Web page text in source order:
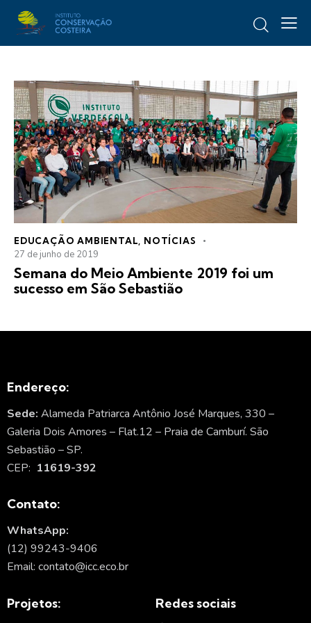
EDUCAÇÃO AMBIENTAL, NOTÍCIAS
27 de junho de 2019
Semana do Meio Ambiente 2019 foi um
sucesso em São Sebastião
Endereço:
Sede: Alameda Patriarca Antônio José Marques, 330 –
Galeria Dois Amores – Flat.12 – Praia de Camburí. São
Sebastião – SP.
CEP: 11619-392
Contato:
WhatsApp:
(12) 99243-9406
Email: contato@icc.eco.br
Projetos: Redes sociais